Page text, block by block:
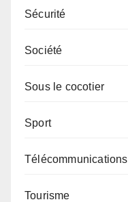
Sécurité
Société
Sous le cocotier
Sport
Télécommunications
Tourisme